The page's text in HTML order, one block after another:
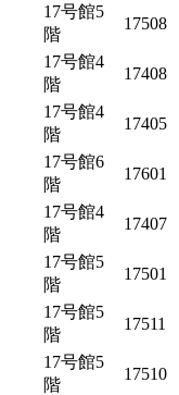
17号館5
階
17508
17号館4
階
17408
17号館4
階
17405
17号館6
階
17601
17号館4
階
17407
17号館5
階
17501
17号館5
階
17511
17号館5
階
17510